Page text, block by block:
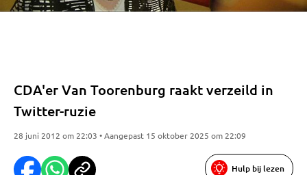
CDA'er Van Toorenburg raakt verzeild in
Twitter-ruzie
28 juni 2012 om 22:03 • Aangepast 15 oktober 2025 om 22:09
Hulp bij lezen